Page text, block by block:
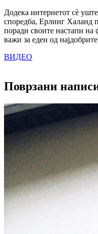
Додека интернетот сè
споредба, Ерлинг Халанд
поради своите настапи на
важи за еден од
ВИДЕО
Поврзани